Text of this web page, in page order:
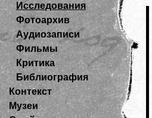
Исследования
Фотоархив
Аудиозаписи
Фильмы
Критика
Библиография
Контекст
Музеи